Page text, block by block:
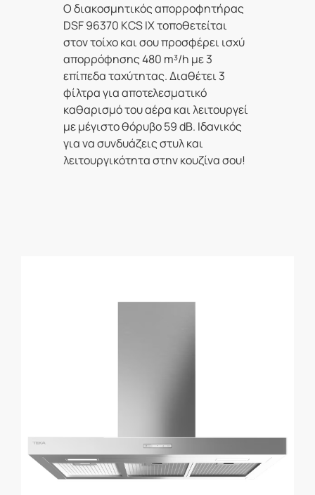
Ο διακοσμητικός απορροφητήρας
DSF 96370 KCS IX τοποθετείται
στον τοίχο και σου προσφέρει ισχύ
απορρόφησης 480 m³/h με 3
επίπεδα ταχύτητας. Διαθέτει 3
φίλτρα για αποτελεσματικό
καθαρισμό του αέρα και λειτουργεί
με μέγιστο θόρυβο 59 dB. Ιδανικός
για να συνδυάζεις στυλ και
λειτουργικότητα στην κουζίνα σου!